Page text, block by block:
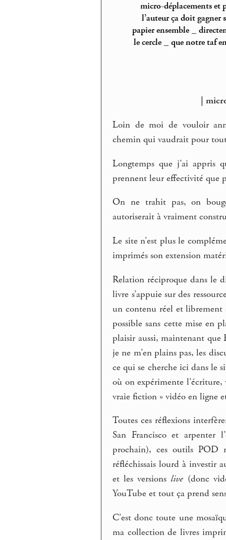
micro-déplacements et
l’auteur ça doit gagner
papier ensemble _
le cercle _que notre taf
|
Loin de moi de vouloir
chemin qui vaudrait pour
Longtemps que j’ai appris
prennent leur effectivité que
On ne trahit pas, on
autoriserait à vraiment
Le site n’est plus le
imprimés son extension
Relation réciproque dans
livre s’appuie sur des
un contenu réel et librement
possible sans cette mise en
plaisir aussi, maintenant que
je ne m’en plains pas, les
ce qui se cherche ici dans le
où on expérimente
vraie fiction » vidéo en ligne
Toutes ces réflexions
San Francisco et arpenter
prochain), ces outils POD
réfléchissais lourd à investir
et les versions live (donc
YouTube et tout ça prend
C’est donc toute une
ma collection de livres